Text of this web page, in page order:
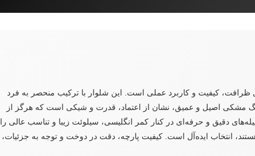
کیفیت و کاربرد عملی است. این شلوار با ترکیب منحصر به فرد
مشکی اصیل و عمیق، نشان از اعتماد، قدرت و شیکی است که هرگز از
دقیق و حرفه‌ای در کنار کمر انگلیسی، سیلوئت زیبا و تناسب عالی را
انتخاب ایده‌آل است. کیفیت پارچه، دقت در دوخت و توجه به جزئیات،